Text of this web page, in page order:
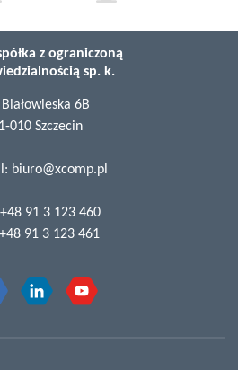
z ograniczoną
sp. k.
6B
010 Szczecin
biuro@xcomp.pl
+48 91 3 123 460
+48 91 3 123 461